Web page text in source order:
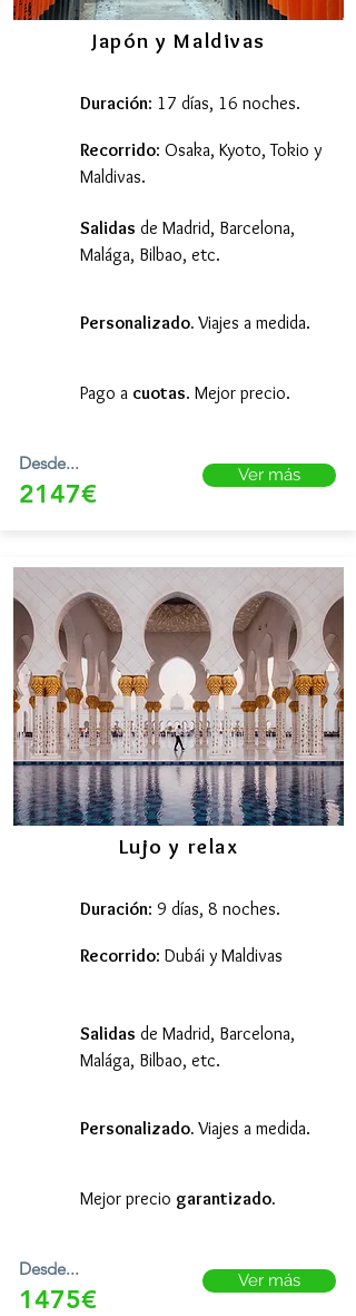
Japón y Maldivas
Duración: 17 días, 16 noches.
Recorrido: Osaka, Kyoto, Tokio y
Maldivas.
Salidas de Madrid, Barcelona,
Malága, Bilbao, etc.
Personalizado. Viajes a medida.
Pago a cuotas. Mejor precio.
Desde...
2147€
Ver más
Lujo y relax
Duración: 9 días, 8 noches.
Recorrido: Dubái y Maldivas
Salidas de Madrid, Barcelona,
Malága, Bilbao, etc.
Personalizado. Viajes a medida.
Mejor precio garantizado.
Desde...
1475€
Ver más